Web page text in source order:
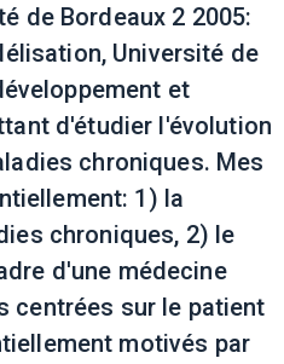
de Bordeaux 2 2005:
Université de
et
d'étudier l'évolution
chroniques. Mes
1) la
chroniques, 2) le
d'une médecine
centrées sur le patient
motivés par